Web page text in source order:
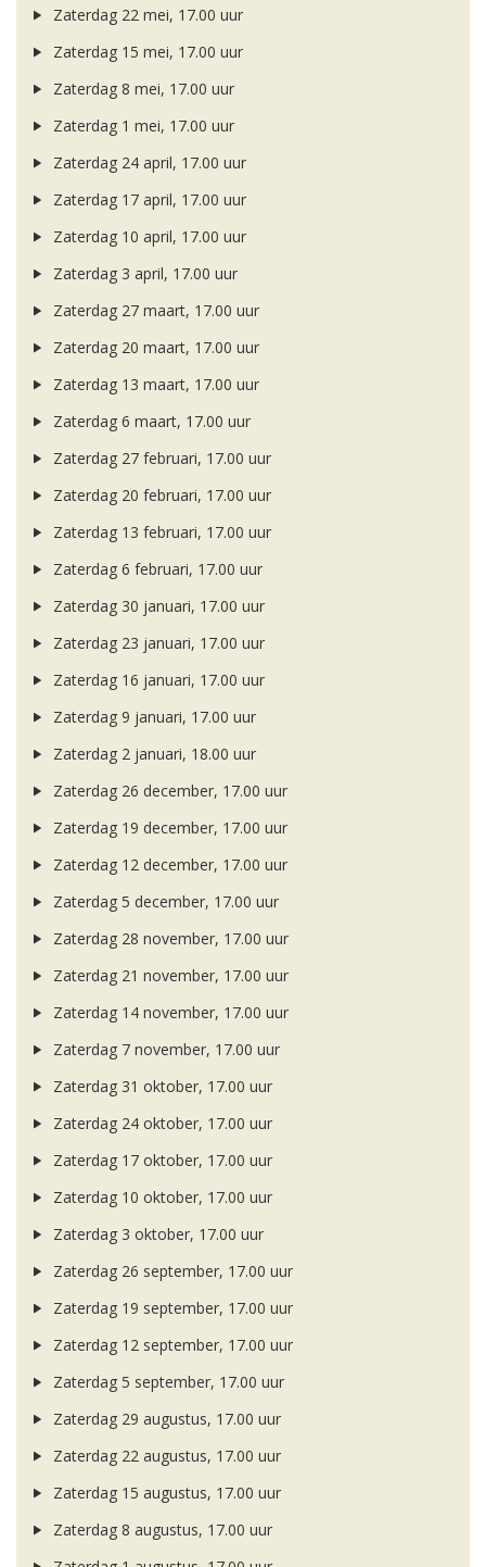
Zaterdag 22 mei, 17.00 uur
Zaterdag 15 mei, 17.00 uur
Zaterdag 8 mei, 17.00 uur
Zaterdag 1 mei, 17.00 uur
Zaterdag 24 april, 17.00 uur
Zaterdag 17 april, 17.00 uur
Zaterdag 10 april, 17.00 uur
Zaterdag 3 april, 17.00 uur
Zaterdag 27 maart, 17.00 uur
Zaterdag 20 maart, 17.00 uur
Zaterdag 13 maart, 17.00 uur
Zaterdag 6 maart, 17.00 uur
Zaterdag 27 februari, 17.00 uur
Zaterdag 20 februari, 17.00 uur
Zaterdag 13 februari, 17.00 uur
Zaterdag 6 februari, 17.00 uur
Zaterdag 30 januari, 17.00 uur
Zaterdag 23 januari, 17.00 uur
Zaterdag 16 januari, 17.00 uur
Zaterdag 9 januari, 17.00 uur
Zaterdag 2 januari, 18.00 uur
Zaterdag 26 december, 17.00 uur
Zaterdag 19 december, 17.00 uur
Zaterdag 12 december, 17.00 uur
Zaterdag 5 december, 17.00 uur
Zaterdag 28 november, 17.00 uur
Zaterdag 21 november, 17.00 uur
Zaterdag 14 november, 17.00 uur
Zaterdag 7 november, 17.00 uur
Zaterdag 31 oktober, 17.00 uur
Zaterdag 24 oktober, 17.00 uur
Zaterdag 17 oktober, 17.00 uur
Zaterdag 10 oktober, 17.00 uur
Zaterdag 3 oktober, 17.00 uur
Zaterdag 26 september, 17.00 uur
Zaterdag 19 september, 17.00 uur
Zaterdag 12 september, 17.00 uur
Zaterdag 5 september, 17.00 uur
Zaterdag 29 augustus, 17.00 uur
Zaterdag 22 augustus, 17.00 uur
Zaterdag 15 augustus, 17.00 uur
Zaterdag 8 augustus, 17.00 uur